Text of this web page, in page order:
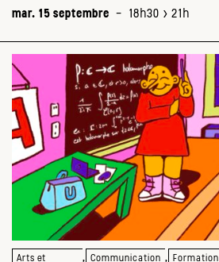
mar. 15 septembre - 18h30 > 21h
Arts et
, Communication , Formation